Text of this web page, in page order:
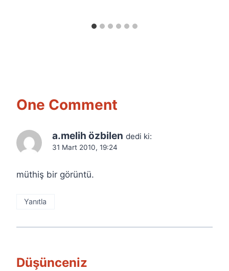
One Comment
a.melih özbilen dedi ki:
31 Mart 2010, 19:24
müthiş bir görüntü.
Yanıtla
Düşünceniz